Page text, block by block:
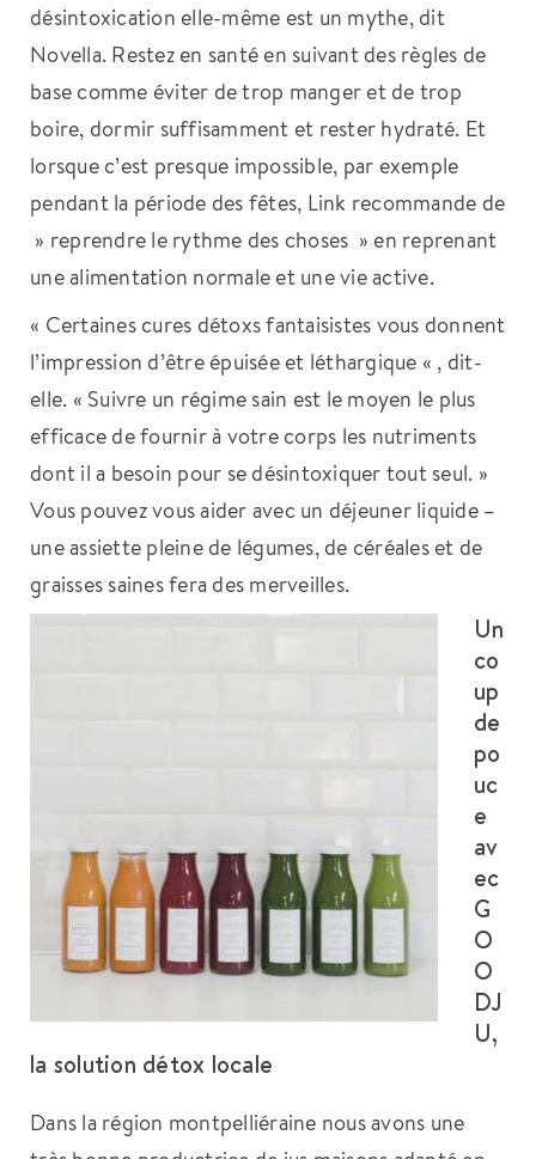
désintoxication elle-même est un mythe, dit
Novella. Restez en santé en suivant des règles de
base comme éviter de trop manger et de trop
boire, dormir suffisamment et rester hydraté. Et
lorsque c’est presque impossible, par exemple
pendant la période des fêtes, Link recommande de
» reprendre le rythme des choses » en reprenant
une alimentation normale et une vie active.
« Certaines cures détoxs fantaisistes vous donnent
l’impression d’être épuisée et léthargique « , dit-
elle. « Suivre un régime sain est le moyen le plus
efficace de fournir à votre corps les nutriments
dont il a besoin pour se désintoxiquer tout seul. »
Vous pouvez vous aider avec un déjeuner liquide –
une assiette pleine de légumes, de céréales et de
graisses saines fera des merveilles.
Un
co
up
de
po
uc
e
av
ec
G
O
O
DJ
U,
la solution détox locale
Dans la région montpelliéraine nous avons une